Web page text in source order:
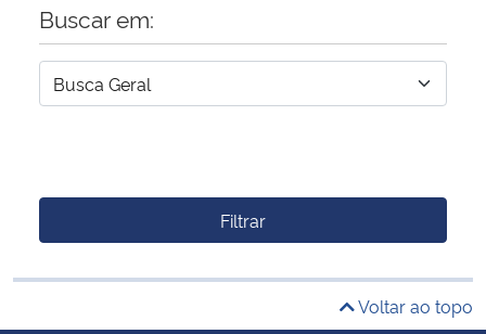
Buscar em:
Filtrar
Voltar ao topo